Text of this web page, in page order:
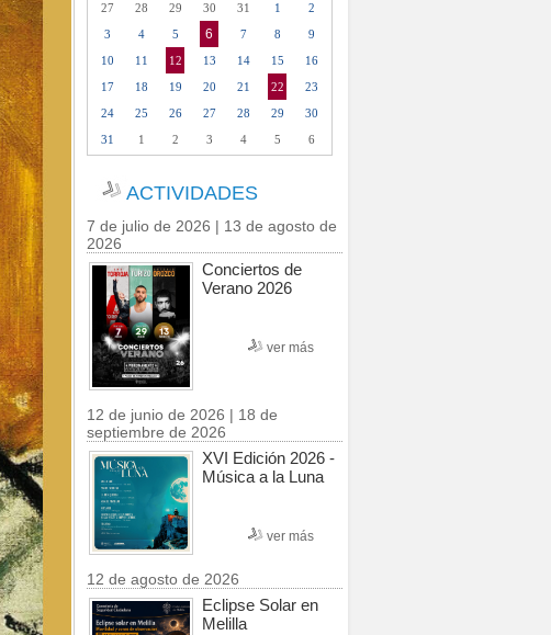
27 28 29 30 31 1
2
3
4 5 6 7 8
9
10
11 12 13 14 15
16
17
18 19 20 21 22
23
24
25 26 27 28 29
30
31
1 2 3 4 5 6
ACTIVIDADES
7 de julio de 2026 | 13 de agosto de
2026
Conciertos de
Verano 2026
ver más
12 de junio de 2026 | 18 de
septiembre de 2026
XVI Edición 2026 -
Música a la Luna
ver más
12 de agosto de 2026
Eclipse Solar en
Melilla